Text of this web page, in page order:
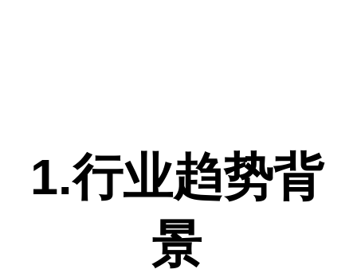
1.行业趋势背
景